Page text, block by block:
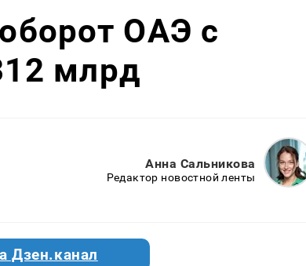
ОАЭ с
млрд
Анна Сальникова
Редактор новостной ленты
Дзен.канал